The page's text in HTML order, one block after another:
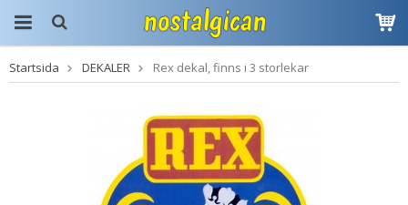
Produkten har blivit
tillagd i varukorgen
Startsida DEKALER Rex dekal, finns i 3 storlekar